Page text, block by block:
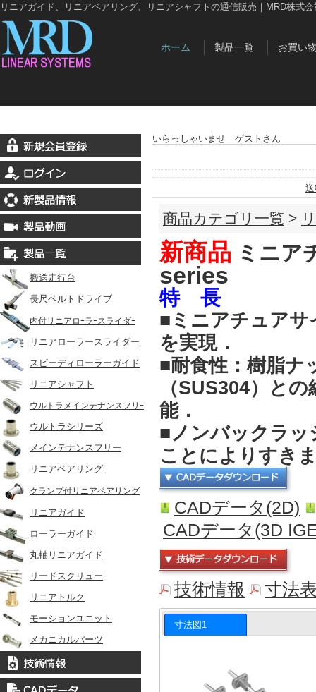
リニアガイド、リニアベアリング、リニアシャフトの通信販売｜MRD株式会
ホーム 製品一覧 お買い
搬送走行台
長尺ベルトドライブ
内付リニアロｰラｰスライダｰ
リニアローラースライダー
スピーディローラーガイド
リニアシャフト
ウルトラメインテナンスフリｰ
ウルトラシリーズ
メインテナンスフリー
リニアベアリング
クランプ付リニアベアリング
リニアガイド
ローラーガイド
丸軸リニアガイド
リードスクリュー
リニアトルク
モーションユニット
メカニカルパーツ
いらっしゃいませ ゲストさん
商品カテゴリ一覧 >
新商品 ミニア
series
特 長
■ミニアチュアサ
を実現．
■耐食性 ：樹脂
（SUS304）と
能．
■ノンバックラッ
ことによりすき
CADデータ(2D)
CADデータ(3D
技術情報 寸法
寸法図1